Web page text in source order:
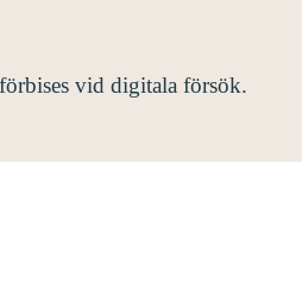
vid digitala försök.